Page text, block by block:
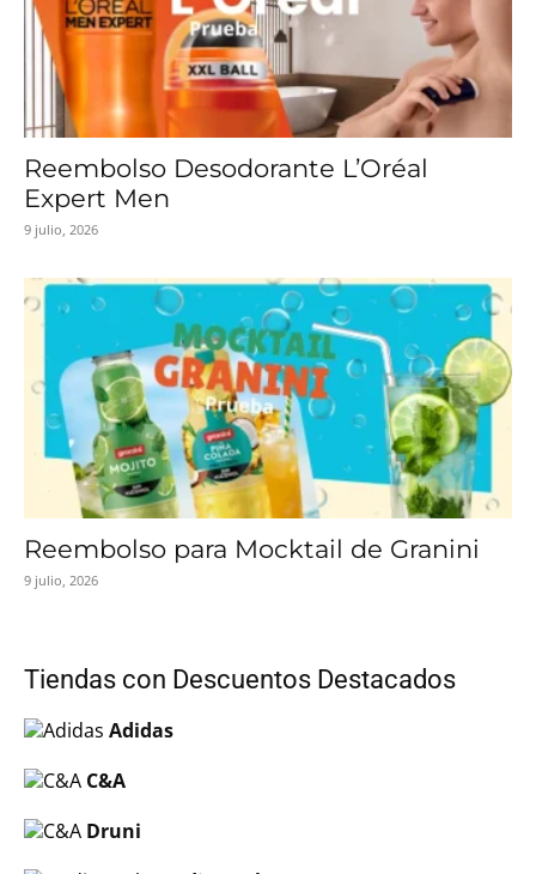
Reembolso Desodorante L’Oréal
Expert Men
9 julio, 2026
Reembolso para Mocktail de Granini
9 julio, 2026
Tiendas con Descuentos Destacados
Adidas
C&A
Druni